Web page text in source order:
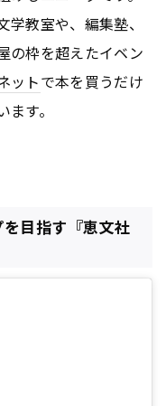
教室や、編集塾、
の枠を超えたイベン
ットで本を買うだけ
す。
目指す『恵文社